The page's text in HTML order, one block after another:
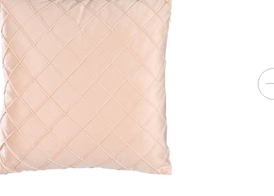
категории
Комплекты прихожих
Письменные столы
столы
Трехстворчатые
шкафы